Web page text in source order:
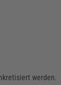
werden.